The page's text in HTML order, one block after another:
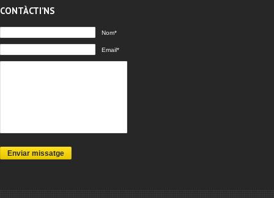
CONTÀCTI’NS
Nom*
Email*
Enviar missatge